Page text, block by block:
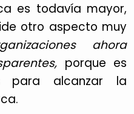
es todavía mayor,
otro aspecto muy
ahora
porque es
para alcanzar la